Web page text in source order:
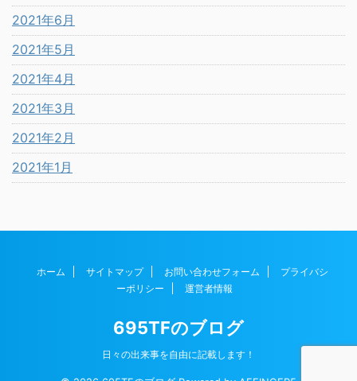
2021年6月
2021年5月
2021年4月
2021年3月
2021年2月
2021年1月
ホーム サイトマップ お問い合わせフォーム
プライバシ
ーポリシー
運営者情報
695TFのブログ
日々の出来事を自由に記載します！